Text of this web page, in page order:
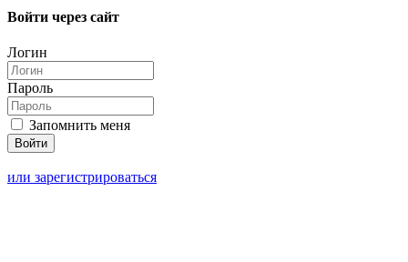
Войти через сайт
Логин
Пароль
Запомнить меня
или зарегистрироваться